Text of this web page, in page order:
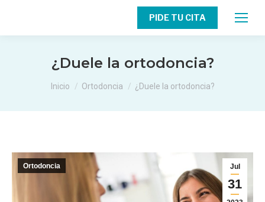
PIDE TU CITA
¿Duele la ortodoncia?
Estás aquí:
Inicio Ortodoncia ¿Duele la ortodoncia?
Jul
31
Ortodoncia